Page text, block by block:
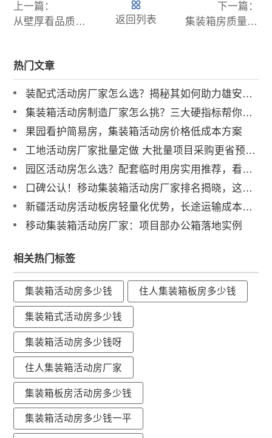
上一篇：
从壁厚看品质！如何挑选靠谱的集装箱板房？
返回列表
下一篇：
集装箱房质量差？教你如何避坑，选对靠谱生产厂家！
热门文章
装配式活动房厂家怎么选？揭秘其如何助力雄安、冬奥等国家级大项目
集装箱活动房制造厂家怎么挑？三大硬指标帮你避坑！
果园看护简易房，集装箱活动房价格低成本方案
工地活动房厂家批量定做 大批量项目采购更省预算，最高可降本30%
园区活动房怎么选？配套临时用房实用推荐，看这篇就够了！
口碑公认！移动集装箱活动房厂家排名揭晓，这家企业服务全球100国
新疆活动房活动板房轻量化优势，长途运输成本更低选诚栋
移动集装箱活动房厂家：项目部办公箱落地实例
相关热门标签
集装箱活动房多少钱 住人集装箱板房多少钱
集装箱式活动房多少钱
集装箱活动房多少钱呀
住人集装箱活动房厂家
集装箱板房活动房多少钱
集装箱活动房多少钱一平